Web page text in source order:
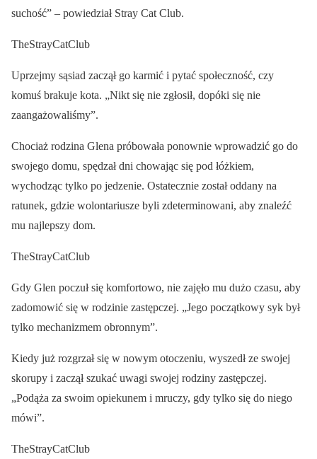
suchość” – powiedział Stray Cat Club.
TheStrayCatClub
Uprzejmy sąsiad zaczął go karmić i pytać społeczność, czy
komuś brakuje kota. „Nikt się nie zgłosił, dopóki się nie
zaangażowaliśmy”.
Chociaż rodzina Glena próbowała ponownie wprowadzić go do
swojego domu, spędzał dni chowając się pod łóżkiem,
wychodząc tylko po jedzenie. Ostatecznie został oddany na
ratunek, gdzie wolontariusze byli zdeterminowani, aby znaleźć
mu najlepszy dom.
TheStrayCatClub
Gdy Glen poczuł się komfortowo, nie zajęło mu dużo czasu, aby
zadomowić się w rodzinie zastępczej. „Jego początkowy syk był
tylko mechanizmem obronnym”.
Kiedy już rozgrzał się w nowym otoczeniu, wyszedł ze swojej
skorupy i zaczął szukać uwagi swojej rodziny zastępczej.
„Podąża za swoim opiekunem i mruczy, gdy tylko się do niego
mówi”.
TheStrayCatClub